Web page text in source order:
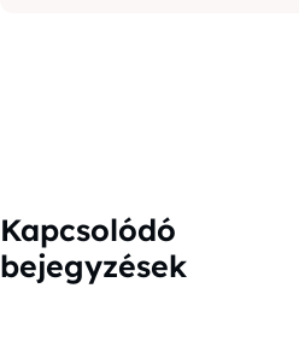
Kapcsolódó
bejegyzések